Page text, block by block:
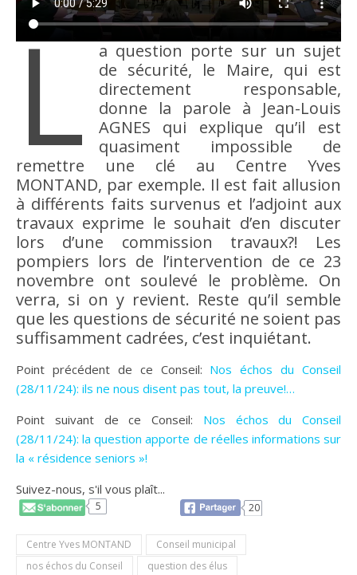
L
a question porte sur un sujet
de sécurité, le Maire, qui est
directement responsable,
donne la parole à Jean-Louis
AGNES qui explique qu’il est
quasiment impossible de
remettre une clé au Centre Yves
MONTAND, par exemple. Il est fait allusion
à différents faits survenus et l’adjoint aux
travaux exprime le souhait d’en discuter
lors d’une commission travaux?! Les
pompiers lors de l’intervention de ce 23
novembre ont soulevé le problème. On
verra, si on y revient. Reste qu’il semble
que les questions de sécurité ne soient pas
suffisamment cadrées, c’est inquiétant.
Point précédent de ce Conseil: Nos échos du Conseil
(28/11/24): ils ne nous disent pas tout, la preuve!…
Point suivant de ce Conseil: Nos échos du Conseil
(28/11/24): la question apporte de réelles informations sur
la « résidence seniors »!
Suivez-nous, s'il vous plaît...
5 20
Centre Yves MONTAND
Conseil municipal
nos échos du Conseil
question des élus